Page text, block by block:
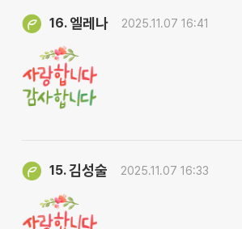
16. 엘레나 2025.11.07 16:41
15.김성술 2025.11.07 16:33